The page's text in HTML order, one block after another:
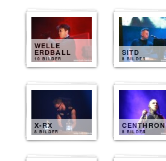
WELLE
ERDBALL
10 BILDER
SITD
8 BILDER
X-RX
8 BILDER
CENTHRON
8 BILDER